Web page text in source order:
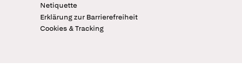
Netiquette
Erklärung zur Barrierefreiheit
Cookies & Tracking